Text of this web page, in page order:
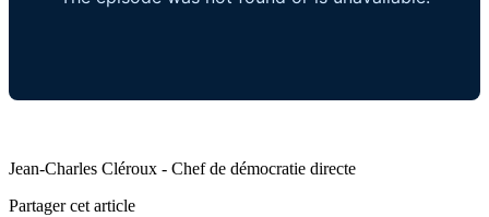
Jean-Charles Cléroux - Chef de démocratie directe
Partager cet article